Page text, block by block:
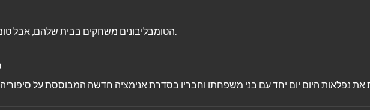
הטומבליבונים משחקים בבית שלהם, אבל טומבליבו אי לא מצליח להחליט מה לעשות.